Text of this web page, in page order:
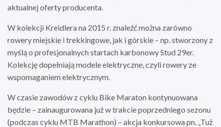
aktualnej oferty producenta.
W kolekcji Kreidlera na 2015 r. znaleźć można zarówno
rowery miejskie i trekkingowe, jak i górskie – np. stworzony z
myślą o profesjonalnych startach karbonowy Stud 29er.
Kolekcję dopełniają modele elektryczne, czyli rowery ze
wspomaganiem elektrycznym.
W czasie zawodów z cyklu Bike Maraton kontynuowana
będzie – zainaugurowana już w trakcie poprzedniego sezonu
(podczas cyklu MTB Marathon) – akcja konkursowa pn. „Tuż